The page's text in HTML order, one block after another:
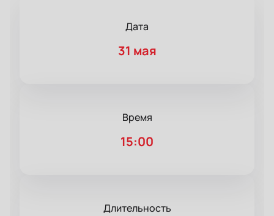
Дата
31 мая
Время
15:00
Длительность